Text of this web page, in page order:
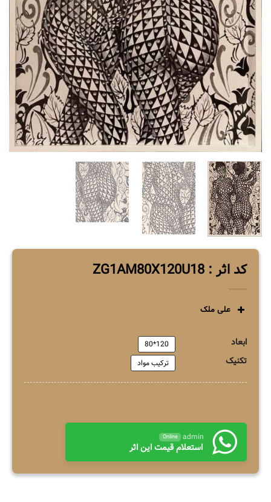
کد اثر : ZG1AM80X120U18
علی ملک
ابعاد 120*80
تکنیک ترکیب مواد
admin
Online
استعلام قیمت این اثر